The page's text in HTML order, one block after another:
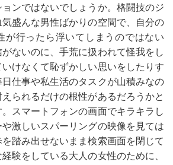
ンではないでしょうか。格闘技のジ
盛んな男性ばかりの空間で、自分の
が行ったら浮いてしまうのではない
ないのに、手荒に扱われて怪我をし
けなくて恥ずかしい思いをしたりす
仕事や私生活のタスクが山積みなの
られるだけの根性があるだろうかと
スマートフォンの画面でキラキラし
激しいスパーリングの映像を見ては
踏み出せないまま検索画面を閉じて
験をしている大人の女性のために、